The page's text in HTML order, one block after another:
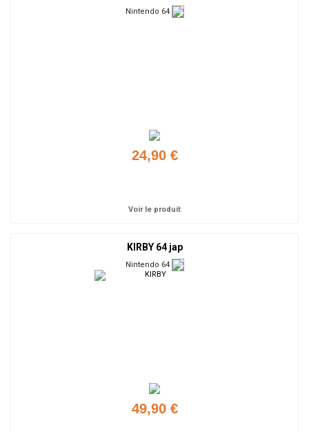
Nintendo 64
24,90 €
Voir le produit
KIRBY 64 jap
Nintendo 64
49,90 €